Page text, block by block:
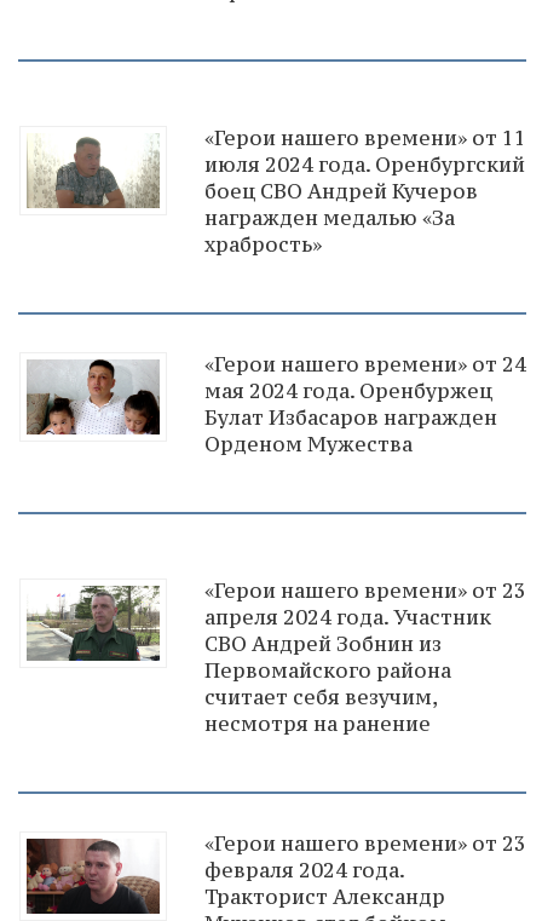
«Герои нашего времени» от 11
июля 2024 года. Оренбургский
боец СВО Андрей Кучеров
награжден медалью «За
храбрость»
«Герои нашего времени» от 24
мая 2024 года. Оренбуржец
Булат Избасаров награжден
Орденом Мужества
«Герои нашего времени» от 23
апреля 2024 года. Участник
СВО Андрей Зобнин из
Первомайского района
считает себя везучим,
несмотря на ранение
«Герои нашего времени» от 23
февраля 2024 года.
Тракторист Александр